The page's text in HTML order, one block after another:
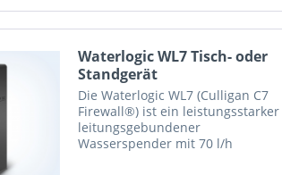
Waterlogic WL7 Tisch- oder
Standgerät
Die Waterlogic WL7 (Culligan C7
Firewall®) ist ein leistungsstarker
leitungsgebundener
Wasserspender mit 70 l/h